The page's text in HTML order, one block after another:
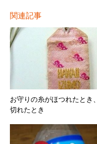
関連記事
お守りの糸がほつれたとき、
切れたとき